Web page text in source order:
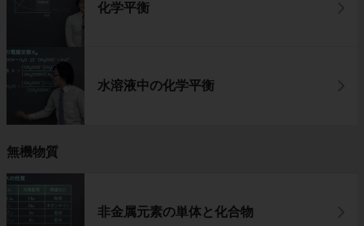
化学平衡
水溶液中の化学平衡
無機物質
非金属元素の単体と化合物